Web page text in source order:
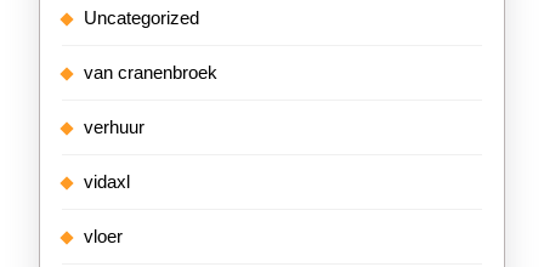
Uncategorized
van cranenbroek
verhuur
vidaxl
vloer